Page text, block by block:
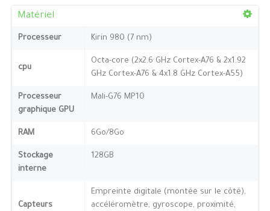
Matériel
Processeur Kirin 980 (7 nm)
cpu
Octa-core (2x2.6 GHz Cortex-A76 & 2x1.92
GHz Cortex-A76 & 4x1.8 GHz Cortex-A55)
Processeur
graphique GPU
Mali-G76 MP10
RAM 6Go/8Go
Stockage
interne
128GB
Capteurs
Empreinte digitale (montée sur le côté),
accéléromètre, gyroscope, proximité,